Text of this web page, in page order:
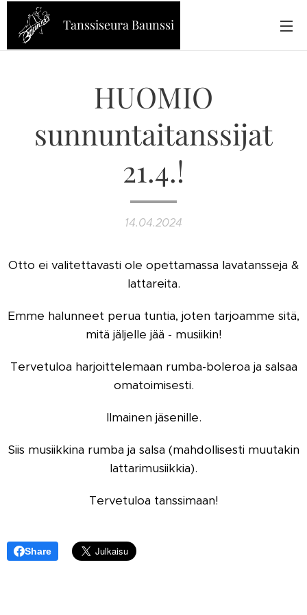
Tanssiseura Baunssi
HUOMIO
sunnuntaitanssijat
21.4.!
14.04.2024
Otto ei valitettavasti ole opettamassa lavatansseja &
lattareita.
Emme halunneet perua tuntia, joten tarjoamme sitä,
mitä jäljelle jää - musiikin!
Tervetuloa harjoittelemaan rumba-boleroa ja salsaa
omatoimisesti.
Ilmainen jäsenille.
Siis musiikkina rumba ja salsa (mahdollisesti muutakin
lattarimusiikkia).
Tervetuloa tanssimaan!
Share